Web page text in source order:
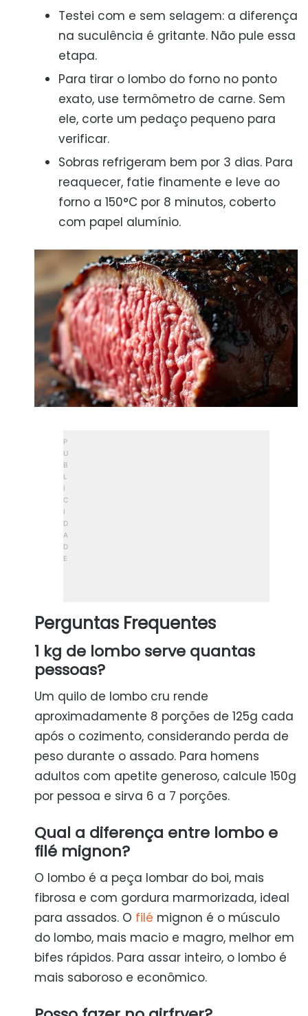
Testei com e sem selagem: a diferença
na suculência é gritante. Não pule essa
etapa.
Para tirar o lombo do forno no ponto
exato, use termômetro de carne. Sem
ele, corte um pedaço pequeno para
verificar.
Sobras refrigeram bem por 3 dias. Para
reaquecer, fatie finamente e leve ao
forno a 150°C por 8 minutos, coberto
com papel alumínio.
Perguntas Frequentes
1 kg de lombo serve quantas
pessoas?
Um quilo de lombo cru rende
aproximadamente 8 porções de 125g cada
após o cozimento, considerando perda de
peso durante o assado. Para homens
adultos com apetite generoso, calcule 150g
por pessoa e sirva 6 a 7 porções.
Qual a diferença entre lombo e
filé mignon?
O lombo é a peça lombar do boi, mais
fibrosa e com gordura marmorizada, ideal
para assados. O filé mignon é o músculo
do lombo, mais macio e magro, melhor em
bifes rápidos. Para assar inteiro, o lombo é
mais saboroso e econômico.